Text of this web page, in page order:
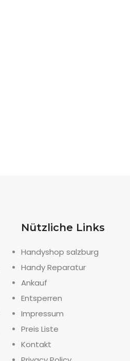
Nützliche Links
Handyshop salzburg
Handy Reparatur
Ankauf
Entsperren
Impressum
Preis Liste
Kontakt